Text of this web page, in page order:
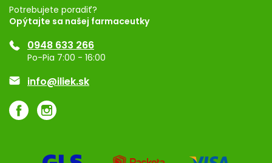
Registrácia
Ponuka pre firmy
Značky
Potrebujete poradiť?
Opýtajte sa našej farmaceutky
0948 633 266
Po-Pia 7:00 - 16:00
info@iliek.sk